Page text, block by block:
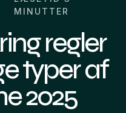
MINUTTER
regler
typer af
2025